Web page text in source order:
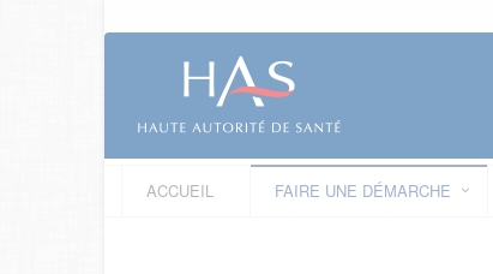
ACCUEIL FAIRE UNE DÉMARCHE